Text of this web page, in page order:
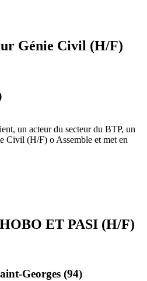
Génie Civil (H/F)
un acteur du secteur du BTP, un
Civil (H/F) o Assemble et met en
ET PASI (H/F)
Georges (94)